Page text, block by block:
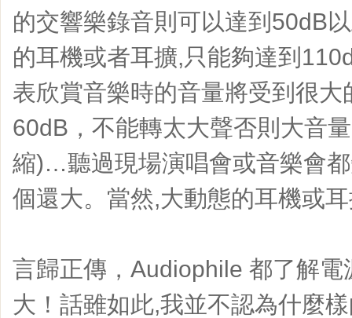
的交響樂錄音則可以達到50dB
的耳機或者耳擴,只能夠達到
表欣賞音樂時的音量將受到很
60dB，不能轉太大聲否則大音
縮)…聽過現場演唱會或音樂會
個還大。當然,大動態的耳機或
言歸正傳，Audiophile 都了解
大！話雖如此,我並不認為什麼